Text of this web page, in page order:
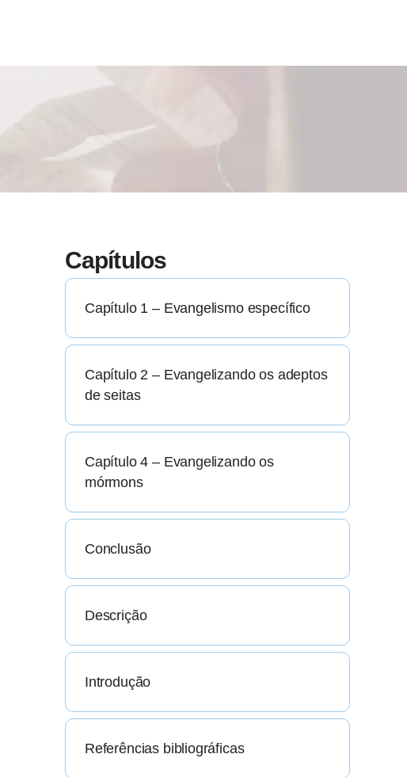
Capítulos
Capítulo 1 – Evangelismo específico
Capítulo 2 – Evangelizando os adeptos
de seitas
Capítulo 4 – Evangelizando os
mórmons
Conclusão
Descrição
Introdução
Referências bibliográficas